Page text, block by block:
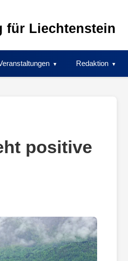
für Liechtenstein
Redaktion
positive